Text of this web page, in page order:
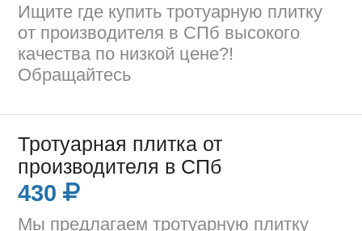
Ищите где купить тротуарную плитку
от производителя в СПб высокого
качества по низкой цене?!
Обращайтесь
Тротуарная плитка от
производителя в СПб
430
Мы предлагаем тротуарную плитку